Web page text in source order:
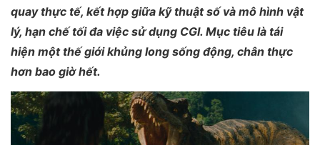
quay thực tế, kết hợp giữa kỹ thuật số và mô hình vật
lý, hạn chế tối đa việc sử dụng CGI. Mục tiêu là tái
hiện một thế giới khủng long sống động, chân thực
hơn bao giờ hết.